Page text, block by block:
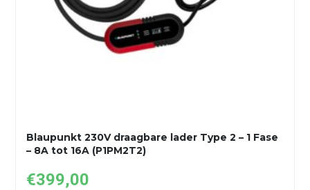
Blaupunkt 230V draagbare lader Type 2 – 1 Fase
– 8A tot 16A (P1PM2T2)
€399,00